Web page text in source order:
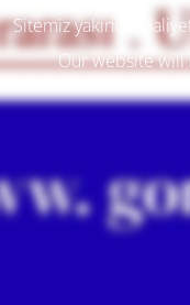
Sitemiz yakında
Our website will